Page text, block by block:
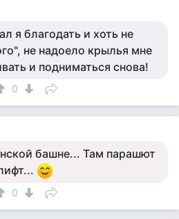
я благодать и хоть не
не надоело крылья мне
и подниматься снова!
0
башне... Там парашют
0